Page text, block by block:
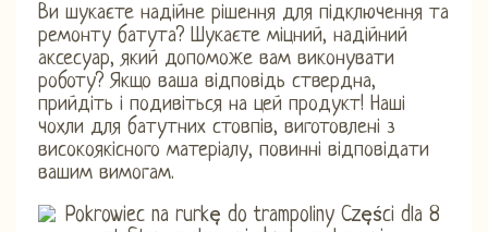
Ви шукаєте надійне рішення для підключення та
ремонту батута? Шукаєте міцний, надійний
аксесуар, який допоможе вам виконувати
роботу? Якщо ваша відповідь ствердна,
прийдіть і подивіться на цей продукт! Наші
чохли для батутних стовпів, виготовлені з
високоякісного матеріалу, повинні відповідати
вашим вимогам.